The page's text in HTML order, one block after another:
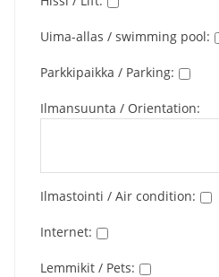
Uima-allas / swimming pool:
Parkkipaikka / Parking:
Ilmansuunta / Orientation:
Ilmastointi / Air condition:
Internet:
Lemmikit / Pets: